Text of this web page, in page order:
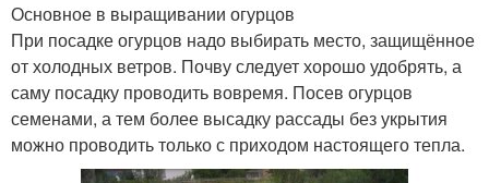
Основное в выращивании огурцов
При посадке огурцов надо выбирать место, защищённое
от холодных ветров. Почву следует хорошо удобрять, а
саму посадку проводить вовремя. Посев огурцов
семенами, а тем более высадку рассады без укрытия
можно проводить только с приходом настоящего тепла.